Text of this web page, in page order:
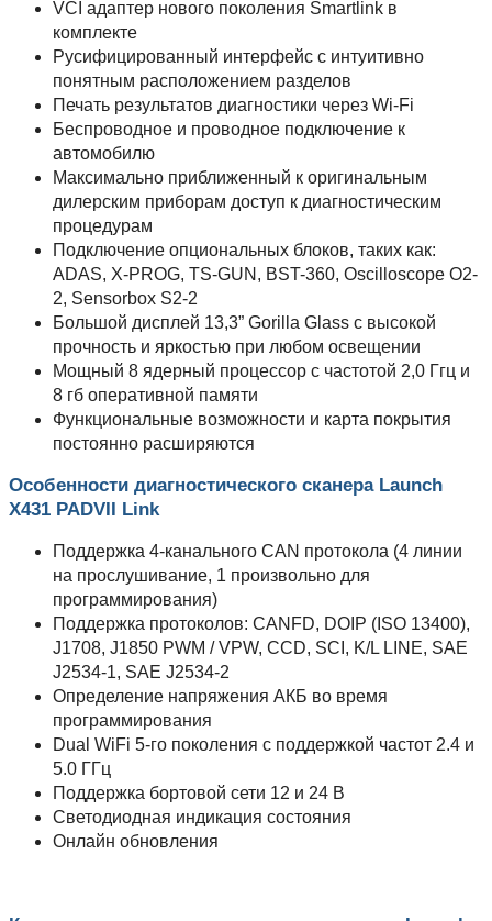
VCI адаптер нового поколения Smartlink в
комплекте
Русифицированный интерфейс с интуитивно
понятным расположением разделов
Печать результатов диагностики через Wi-Fi
Беспроводное и проводное подключение к
автомобилю
Максимально приближенный к оригинальным
дилерским приборам доступ к диагностическим
процедурам
Подключение опциональных блоков, таких как:
ADAS, X-PROG, TS-GUN, BST-360, Oscilloscope O2-
2, Sensorbox S2-2
Большой дисплей 13,3” Gorilla Glass с высокой
прочность и яркостью при любом освещении
Мощный 8 ядерный процессор с частотой 2,0 Ггц и
8 гб оперативной памяти
Функциональные возможности и карта покрытия
постоянно расширяются
Особенности диагностического сканера Launch
X431 PADVII Link
Поддержка 4-канального CAN протокола (4 линии
на прослушивание, 1 произвольно для
программирования)
Поддержка протоколов: CANFD, DOIP (ISO 13400),
J1708, J1850 PWM / VPW, CCD, SCI, K/L LINE, SAE
J2534-1, SAE J2534-2
Определение напряжения АКБ во время
программирования
Dual WiFi 5-го поколения с поддержкой частот 2.4 и
5.0 ГГц
Поддержка бортовой сети 12 и 24 В
Светодиодная индикация состояния
Онлайн обновления